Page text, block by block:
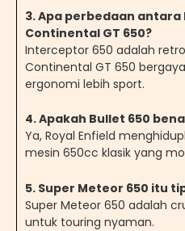
3.Apa perbedaan
Continental GT 650?
Interceptor 650 adalah
Continental GT 650
ergonomi lebih sport.
4.Apakah Bullet 650
Ya, Royal Enfield
mesin 650cc klasik yang
5. Super Meteor 650 itu
Super Meteor 650 adalah
untuk touring nyaman.